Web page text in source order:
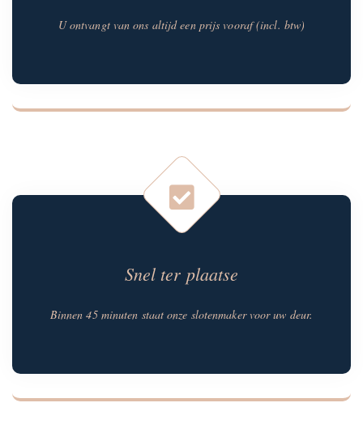
U ontvangt van ons altijd een prijs vooraf (incl. btw)
Snel ter plaatse
Binnen 45 minuten staat onze slotenmaker voor uw deur.